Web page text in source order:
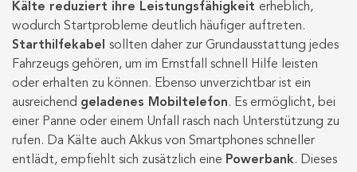
Kälte reduziert ihre Leistungsfähigkeit erheblich,
wodurch Startprobleme deutlich häufiger auftreten.
Starthilfekabel sollten daher zur Grundausstattung jedes
Fahrzeugs gehören, um im Ernstfall schnell Hilfe leisten
oder erhalten zu können. Ebenso unverzichtbar ist ein
ausreichend geladenes Mobiltelefon. Es ermöglicht, bei
einer Panne oder einem Unfall rasch nach Unterstützung zu
rufen. Da Kälte auch Akkus von Smartphones schneller
entlädt, empfiehlt sich zusätzlich eine Powerbank. Dieses